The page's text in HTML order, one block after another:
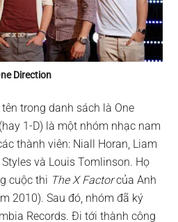
Direction
trong danh sách là One
1-D) là một nhóm nhạc nam
thành viên: Niall Horan, Liam
và Louis Tomlinson. Họ
cuộc thi The X Factorcủa Anh
2010). Sau đó, nhóm đã ký
Records. Đi tới thành công